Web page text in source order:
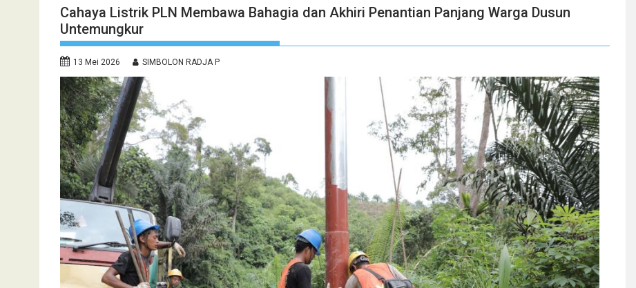
Cahaya Listrik PLN Membawa Bahagia dan Akhiri Penantian Panjang Warga Dusun
Untemungkur
13 Mei 2026 SIMBOLON RADJA P